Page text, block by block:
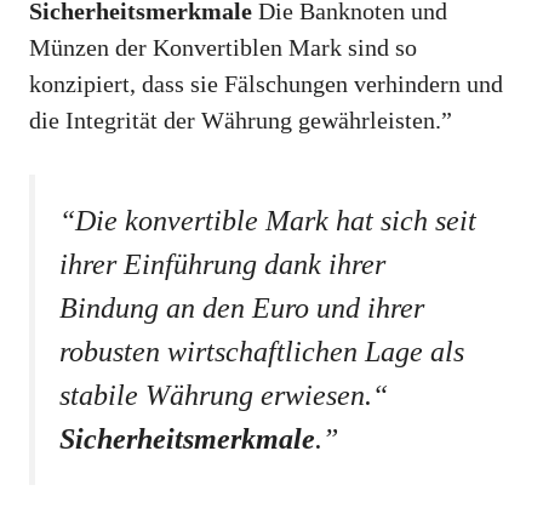
Sicherheitsmerkmale Die Banknoten und
Münzen der Konvertiblen Mark sind so
konzipiert, dass sie Fälschungen verhindern und
die Integrität der Währung gewährleisten.”
“Die konvertible Mark hat sich seit
ihrer Einführung dank ihrer
Bindung an den Euro und ihrer
robusten wirtschaftlichen Lage als
stabile Währung erwiesen.“
Sicherheitsmerkmale.”